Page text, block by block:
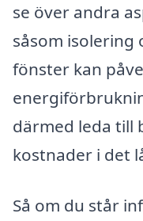
se över andra
såsom isolering
fönster kan
därmed leda till
kostnader i det
Så om du står